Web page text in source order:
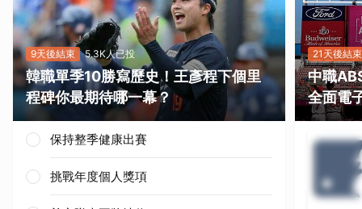
9天後結束 5.3K人已投
韓職單季10勝寫歷史！王彥程下個里
程碑你最期待哪一幕？
保持整季健康出賽
挑戰年度個人獎項
21天後結束
中職
全面電